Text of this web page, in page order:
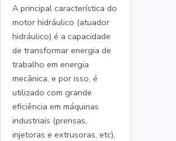
A principal característica do
motor hidráulico (atuador
hidráulico) é a capacidade
de transformar energia de
trabalho em energia
mecânica, e por isso, é
utilizado com grande
eficiência em máquinas
industriais (prensas,
injetoras e extrusoras, etc),